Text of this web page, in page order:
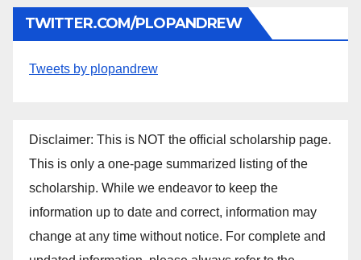
TWITTER.COM/PLOPANDREW
Tweets by plopandrew
Disclaimer: This is NOT the official scholarship page.
This is only a one-page summarized listing of the
scholarship. While we endeavor to keep the
information up to date and correct, information may
change at any time without notice. For complete and